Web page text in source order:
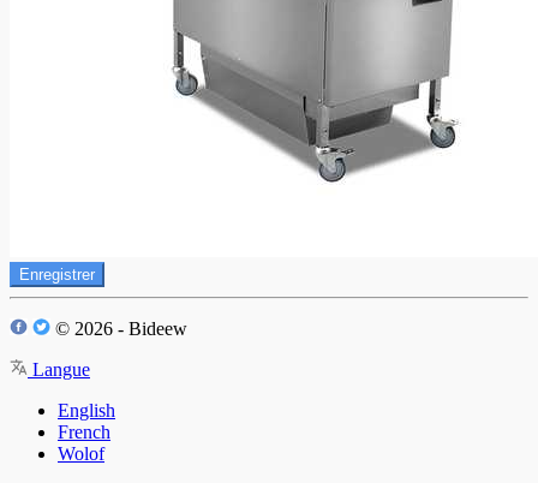
Enregistrer
© 2026 - Bideew
Langue
English
French
Wolof